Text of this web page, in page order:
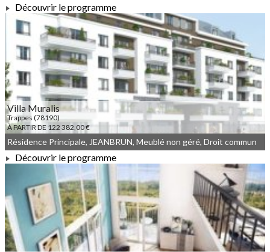
À PARTIR DE 148 833,00 €
Découvrir le programme
Villa Muralis
Trappes (78190)
À PARTIR DE 122 382,00 €
À PARTIR DE 122 382,00 €
Résidence Principale, JEANBRUN, Meublé non géré, Droit commun
Découvrir le programme